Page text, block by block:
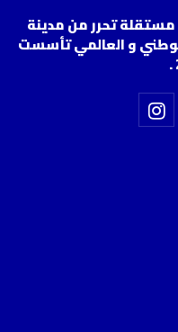
مستقلة تحرر من مدينة
و العالمي تأسست